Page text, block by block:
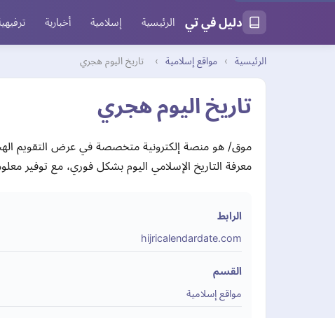
دليل في تي الرئيسية إسلامية أخبارية
الرئيسية › مواقع إسلامية › تاريخ اليوم هجري
تاريخ اليوم هجري
موق/ هو منصة إلكترونية متخصصة في عرض التقويم
معرفة التاريخ الإسلامي اليوم بشكل فوري، مع توفير
الرابط
hijricalendardate.com
القسم
مواقع إسلامية